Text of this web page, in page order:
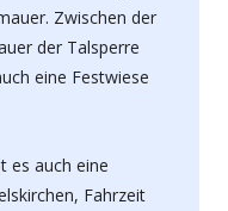
Zwischen der
der Talsperre
eine Festwiese
es auch eine
Fahrzeit